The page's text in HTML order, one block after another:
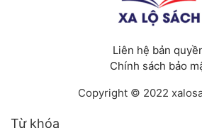
Liên hệ bản
Chính sách bảo
Copyright © 2022
Từ khóa